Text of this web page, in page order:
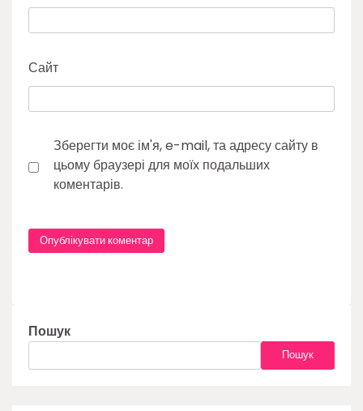
Сайт
Зберегти моє ім'я, e-mail, та адресу сайту в
цьому браузері для моїх подальших
коментарів.
Пошук
Пошук